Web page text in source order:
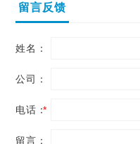
留言反馈
姓名：
公司：
电话：
*
留言：